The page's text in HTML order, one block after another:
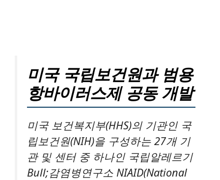
미국 국립보건원과 범용
항바이러스제 공동 개발
미국 보건복지부(HHS)의 기관인 국
립보건원(NIH)을 구성하는 27개 기
관 및 센터 중 하나인 국립알레르기
Bull;감염병연구소 NIAID(National